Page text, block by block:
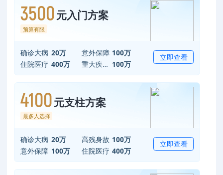
3500元入门方案
预算有限
确诊大病 20万 意外保障 100万
住院医疗 400万 重大疾病津贴 100万
立即查看
4100元支柱方案
最多人选择
确诊大病 20万 高残身故 100万
意外保障 100万 住院医疗 400万
立即查看